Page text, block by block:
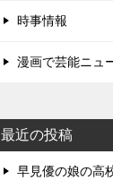
時事情報
漫画で芸能ニュ
最近の投稿
早見優の娘の高